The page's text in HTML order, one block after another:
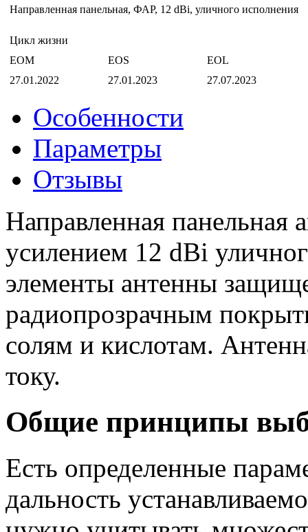
Направленная панельная, ФАР, 12 dBi, уличного исполнения
Цикл жизни
EOM
EOS
EOL
27.01.2022
27.01.2023 27.07.2023
Особенности
Параметры
Отзывы
Направленная
усилением 12 dBi
элементы антенны
радиопрозрачным
солям и кислотам.
току.
Общие принципы
Есть определенные
дальность